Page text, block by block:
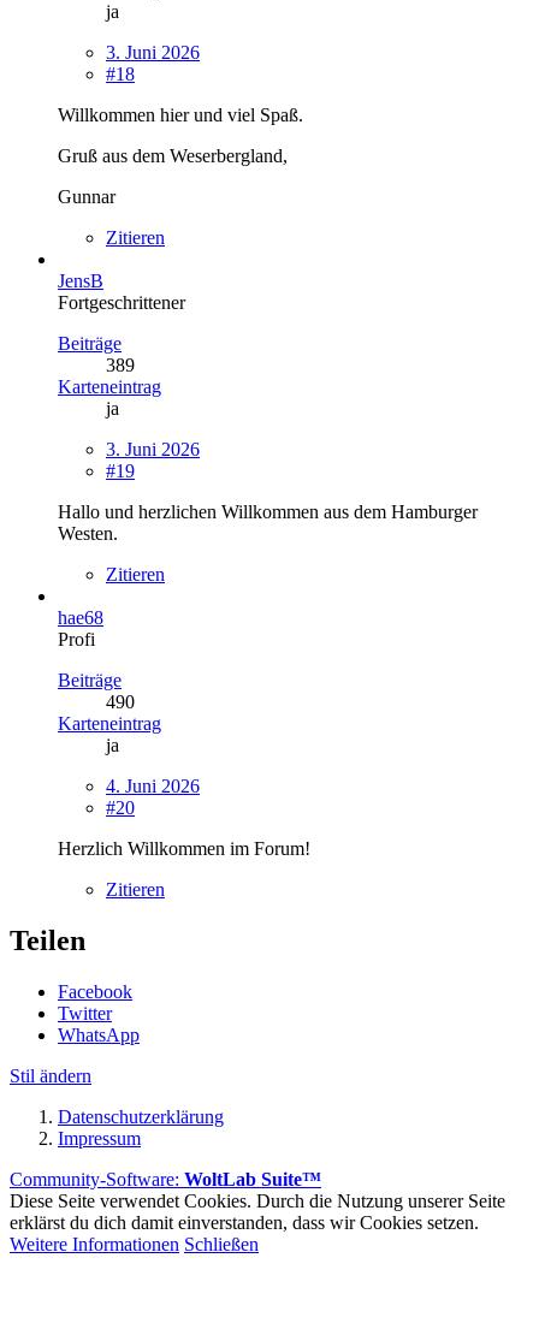
ja
3. Juni 2026
#18
Willkommen hier und viel Spaß.
Gruß aus dem Weserbergland,
Gunnar
Zitieren
JensB
Fortgeschrittener
Beiträge
389
Karteneintrag
ja
3. Juni 2026
#19
Hallo und herzlichen Willkommen aus dem Hamburger
Westen.
Zitieren
hae68
Profi
Beiträge
490
Karteneintrag
ja
4. Juni 2026
#20
Herzlich Willkommen im Forum!
Zitieren
Teilen
Facebook
Twitter
WhatsApp
Stil ändern
Datenschutzerklärung
Impressum
Community-Software: WoltLab Suite™
Diese Seite verwendet Cookies. Durch die Nutzung unserer Seite
erklärst du dich damit einverstanden, dass wir Cookies setzen.
Weitere Informationen Schließen